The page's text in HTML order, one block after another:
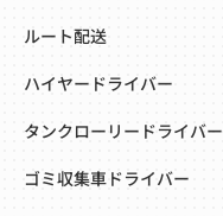
ルート配送
ハイヤードライバー
タンクローリードライバー
ゴミ収集車ドライバー